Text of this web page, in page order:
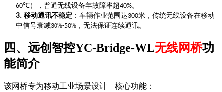
60℃），普通无线设备年故障率超40%。
3. 移动通讯不稳定 ：车辆作业范围达300米，传统无线设备在移动
中信号衰减30%-50% ，无法保证连续通讯。
四、 远创智控YC-Bridge-WL无线网桥功
能简介
该网桥专为移动工业场景设计，核心功能：